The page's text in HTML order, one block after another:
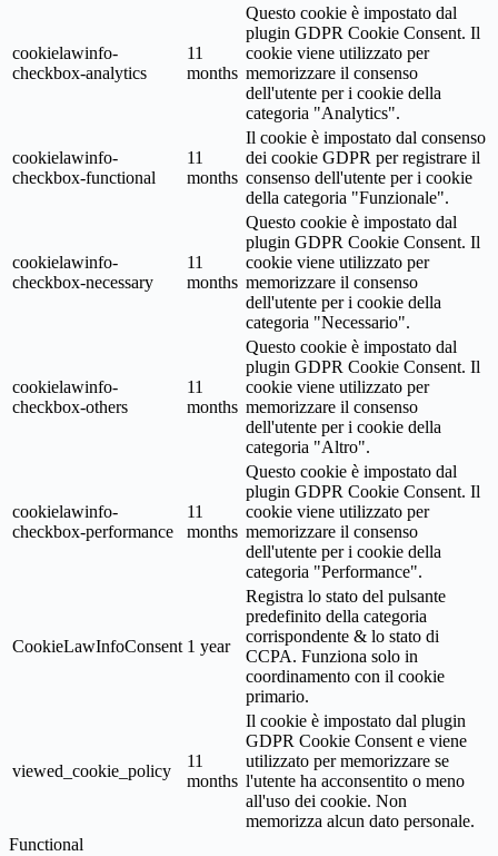
cookielawinfo-
checkbox-analytics
11
months
Questo cookie è impostato dal
plugin GDPR Cookie Consent. Il
cookie viene utilizzato per
memorizzare il consenso
dell'utente per i cookie della
categoria "Analytics".
cookielawinfo-
checkbox-functional
11
months
Il cookie è impostato dal consenso
dei cookie GDPR per registrare il
consenso dell'utente per i cookie
della categoria "Funzionale".
cookielawinfo-
checkbox-necessary
11
months
Questo cookie è impostato dal
plugin GDPR Cookie Consent. Il
cookie viene utilizzato per
memorizzare il consenso
dell'utente per i cookie della
categoria "Necessario".
cookielawinfo-
checkbox-others
11
months
Questo cookie è impostato dal
plugin GDPR Cookie Consent. Il
cookie viene utilizzato per
memorizzare il consenso
dell'utente per i cookie della
categoria "Altro".
cookielawinfo-
checkbox-performance
11
months
Questo cookie è impostato dal
plugin GDPR Cookie Consent. Il
cookie viene utilizzato per
memorizzare il consenso
dell'utente per i cookie della
categoria "Performance".
CookieLawInfoConsent 1 year
Registra lo stato del pulsante
predefinito della categoria
corrispondente & lo stato di
CCPA. Funziona solo in
coordinamento con il cookie
primario.
viewed_cookie_policy
11
months
Il cookie è impostato dal plugin
GDPR Cookie Consent e viene
utilizzato per memorizzare se
l'utente ha acconsentito o meno
all'uso dei cookie. Non
memorizza alcun dato personale.
Functional